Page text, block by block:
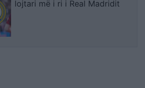
lojtari më i ri i Real Madridit